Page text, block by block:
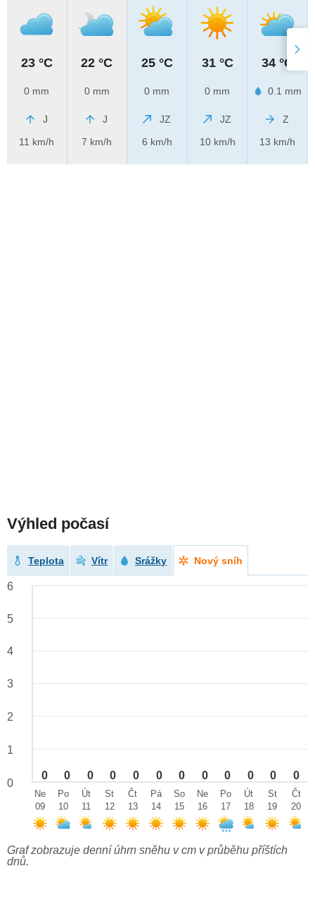
23 °C
0 mm
J
11 km/h
22 °C
0 mm
J
7 km/h
25 °C
0 mm
JZ
6 km/h
31 °C
0 mm
JZ
10 km/h
34 °C
0.1 mm
Z
13 km/h
Výhled počasí
Teplota Vítr Srážky Nový sníh
0 0 0 0 0 0 0 0 0 0 0 0
6
5
4
3
2
1
0
Ne
09
Po
10
Út
11
St
12
Čt
13
Pá
14
So
15
Ne
16
Po
17
Út
18
St
19
Čt
20
Graf zobrazuje denní úhrn sněhu v cm v průběhu příštích
dnů.